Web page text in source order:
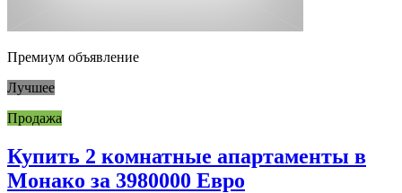
Премиум объявление
Лучшее
Продажа
Купить 2 комнатные апартаменты в
Монако за 3980000 Евро